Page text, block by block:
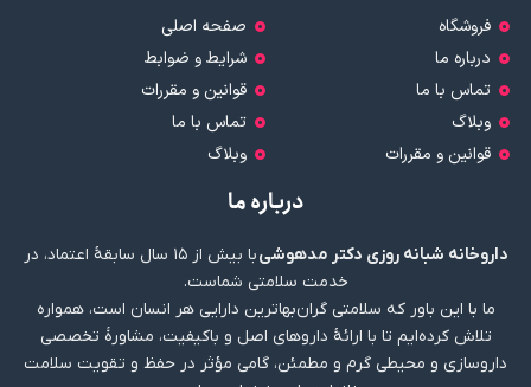
فروشگاه
درباره ما
تماس با ما
وبلاگ
قوانین و مقررات
صفحه اصلی
شرایط و ضوابط
قوانین و مقررات
تماس با ما
وبلاگ
درباره ما
داروخانه شبانه روزی دکتر مدهوشی
با بیش از ۱۵ سال سابقهٔ اعتماد، در
خدمت سلامتی شماست.
ما با این باور که سلامتی گران‌بهاترین دارایی هر انسان است، همواره
تلاش کرده‌ایم تا با ارائهٔ داروهای اصل و باکیفیت، مشاورهٔ تخصصی
داروسازی و محیطی گرم و مطمئن، گامی مؤثر در حفظ و تقویت سلامت